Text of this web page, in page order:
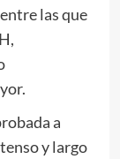
las que
a
y largo